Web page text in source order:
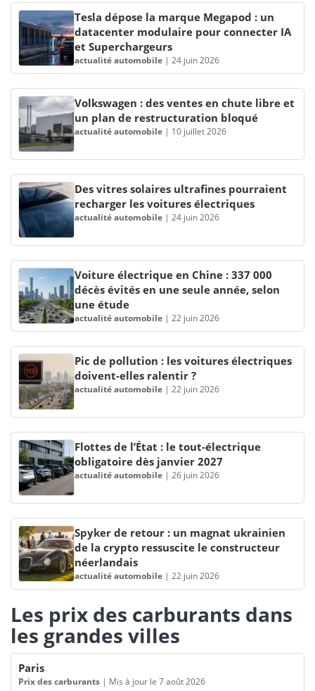
Tesla dépose la marque Megapod : un
datacenter modulaire pour connecter IA
et Superchargeurs
actualité automobile | 24 juin 2026
Volkswagen : des ventes en chute libre et
un plan de restructuration bloqué
actualité automobile | 10 juillet 2026
Des vitres solaires ultrafines pourraient
recharger les voitures électriques
actualité automobile | 24 juin 2026
Voiture électrique en Chine : 337 000
décès évités en une seule année, selon
une étude
actualité automobile | 22 juin 2026
Pic de pollution : les voitures électriques
doivent-elles ralentir ?
actualité automobile | 22 juin 2026
Flottes de l’État : le tout-électrique
obligatoire dès janvier 2027
actualité automobile | 26 juin 2026
Spyker de retour : un magnat ukrainien
de la crypto ressuscite le constructeur
néerlandais
actualité automobile | 22 juin 2026
Les prix des carburants dans
les grandes villes
Paris
Prix des carburants | Mis à jour le 7 août 2026